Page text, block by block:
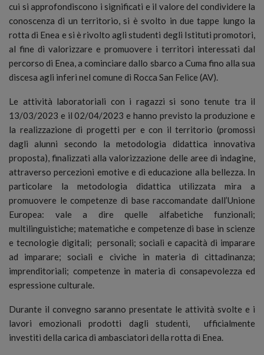
cui si approfondiscono i significati e il valore del condividere la
conoscenza di un territorio, si è svolto in due tappe lungo la
rotta di Enea e si è rivolto agli studenti degli Istituti promotori,
al fine di valorizzare e promuovere i territori interessati dal
percorso di Enea, a cominciare dallo sbarco a Cuma fino alla sua
discesa agli inferi nel comune di Rocca San Felice (AV).
Le attività laboratoriali con i ragazzi si sono tenute tra il
13/03/2023 e il 02/04/2023 e hanno previsto la produzione e
la realizzazione di progetti per e con il territorio (promossi
dagli alunni secondo la metodologia didattica innovativa
proposta), finalizzati alla valorizzazione delle aree di indagine,
attraverso percezioni emotive e di educazione alla bellezza. In
particolare la metodologia didattica utilizzata mira a
promuovere le competenze di base raccomandate dall’Unione
Europea: vale a dire quelle alfabetiche funzionali;
multilinguistiche; matematiche e competenze di base in scienze
e tecnologie digitali; personali; sociali e capacità di imparare
ad imparare; sociali e civiche in materia di cittadinanza;
imprenditoriali; competenze in materia di consapevolezza ed
espressione culturale.
Durante il convegno saranno presentate le attività svolte e i
lavori emozionali prodotti dagli studenti, ufficialmente
investiti della carica di ambasciatori della rotta di Enea.